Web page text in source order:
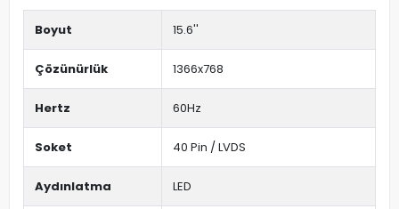
Boyut 15.6''
Çözünürlük 1366x768
Hertz 60Hz
Soket 40 Pin / LVDS
Aydınlatma LED